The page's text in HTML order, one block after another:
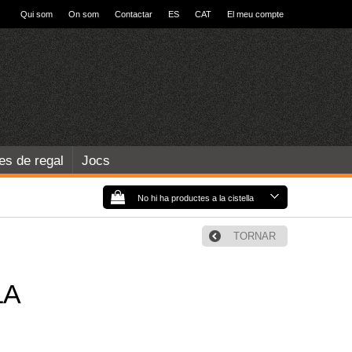
Qui som On som Contactar ES CAT El meu compte
de regal Jocs
No hi ha productes a la cistella
TORNAR